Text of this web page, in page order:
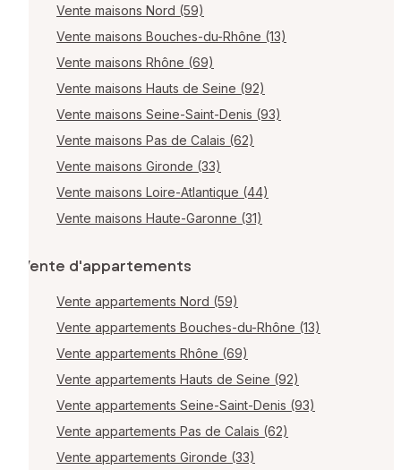
Vente maisons Nord (59)
Vente maisons Bouches-du-Rhône (13)
Vente maisons Rhône (69)
Vente maisons Hauts de Seine (92)
Vente maisons Seine-Saint-Denis (93)
Vente maisons Pas de Calais (62)
Vente maisons Gironde (33)
Vente maisons Loire-Atlantique (44)
Vente maisons Haute-Garonne (31)
Vente d'appartements
Vente appartements Nord (59)
Vente appartements Bouches-du-Rhône (13)
Vente appartements Rhône (69)
Vente appartements Hauts de Seine (92)
Vente appartements Seine-Saint-Denis (93)
Vente appartements Pas de Calais (62)
Vente appartements Gironde (33)